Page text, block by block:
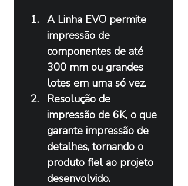
A Linha EVO permite
impressão de
componentes de até
300 mm ou grandes
lotes em uma só vez.
Resolução de
impressão de 6K, o que
garante impressão de
detalhes, tornando o
produto fiel ao projeto
desenvolvido.